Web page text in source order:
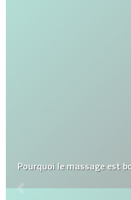
Pourquoi le massage est